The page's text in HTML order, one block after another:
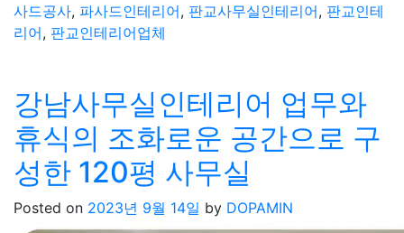
사드공사, 파사드인테리어, 판교사무실인테리어, 판교인테
리어, 판교인테리어업체
강남사무실인테리어 업무와
휴식의 조화로운 공간으로 구
성한 120평 사무실
Posted on 2023년 9월 14일 by DOPAMIN